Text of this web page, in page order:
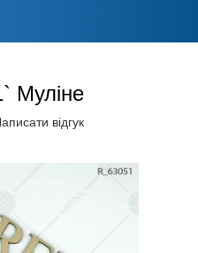
Муліне
відгук